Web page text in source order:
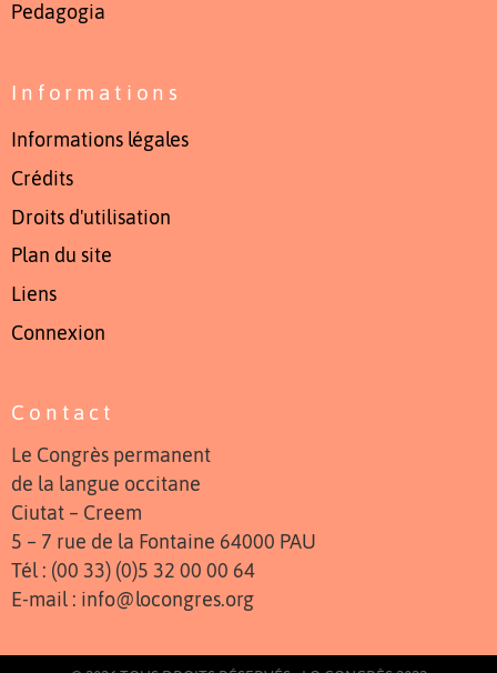
Pedagogia
Informations
Informations légales
Crédits
Droits d'utilisation
Plan du site
Liens
Connexion
Contact
Le Congrès permanent
de la langue occitane
Ciutat – Creem
5 – 7 rue de la Fontaine 64000 PAU
Tél : (00 33) (0)5 32 00 00 64
E-mail : info@locongres.org